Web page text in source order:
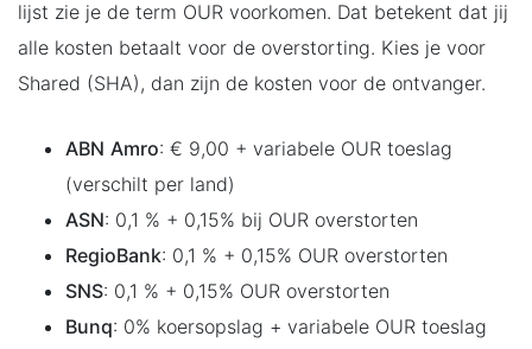
lijst zie je de term OUR voorkomen. Dat betekent dat jij
alle kosten betaalt voor de overstorting. Kies je voor
Shared (SHA), dan zijn de kosten voor de ontvanger.
ABN Amro: € 9,00 + variabele OUR toeslag
(verschilt per land)
ASN: 0,1 % + 0,15% bij OUR overstorten
RegioBank: 0,1 % + 0,15% OUR overstorten
SNS: 0,1 % + 0,15% OUR overstorten
Bunq: 0% koersopslag + variabele OUR toeslag